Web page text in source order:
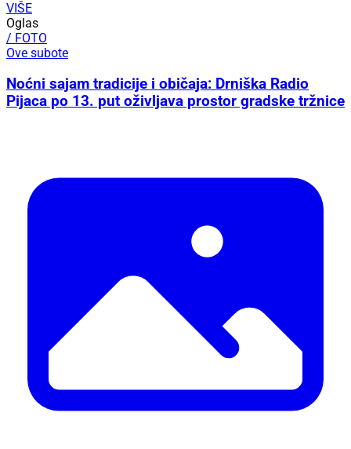
VIŠE
Oglas
/ FOTO
Ove subote
Noćni sajam tradicije i običaja: Drniška Radio
Pijaca po 13. put oživljava prostor gradske tržnice